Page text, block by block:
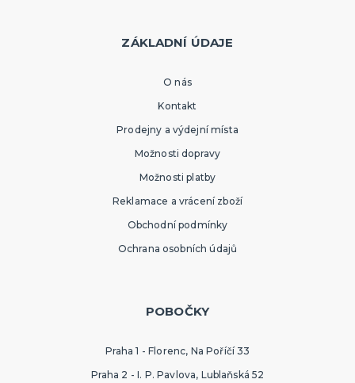
ZÁKLADNÍ ÚDAJE
O nás
Kontakt
Prodejny a výdejní místa
Možnosti dopravy
Možnosti platby
Reklamace a vrácení zboží
Obchodní podmínky
Ochrana osobních údajů
POBOČKY
Praha 1 - Florenc, Na Poříčí 33
Praha 2 - I. P. Pavlova, Lublaňská 52